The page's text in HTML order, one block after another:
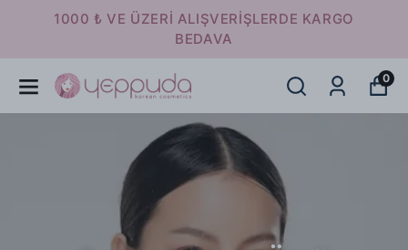
16:00 ' A KADAR VERİLEN SİPARİŞLER
AYNI GÜN KARGODA
0